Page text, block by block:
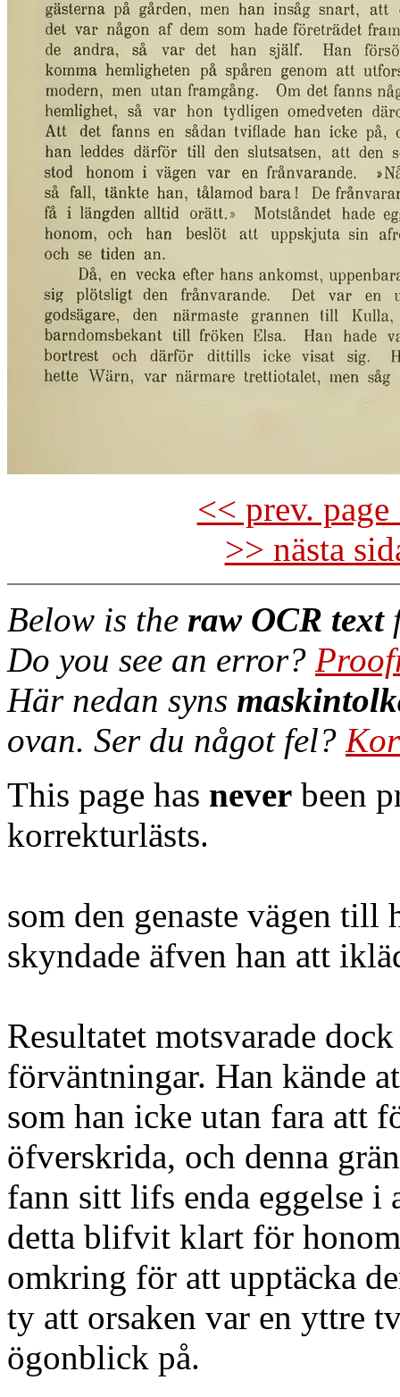
<< prev.
>> nästa
Below is the raw OCR text
Do you see an error?
Här nedan syns
ovan. Ser du något fel?
This page has never been
korrekturlästs.
som den genaste vägen till
skyndade äfven han att
Resultatet motsvarade
förväntningar. Han kände
som han icke utan fara att
öfverskrida, och denna
fann sitt lifs enda eggelse i
detta blifvit klart för
omkring för att upptäcka
ty att orsaken var en yttre
ögonblick på.